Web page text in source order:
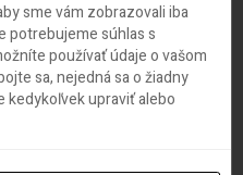
V Poľsku
jedno z
na svete
sme vám zobrazovali iba
potrebujeme súhlas s
používať údaje o vašom
sa, nejedná sa o žiadny
kedykoľvek upraviť alebo